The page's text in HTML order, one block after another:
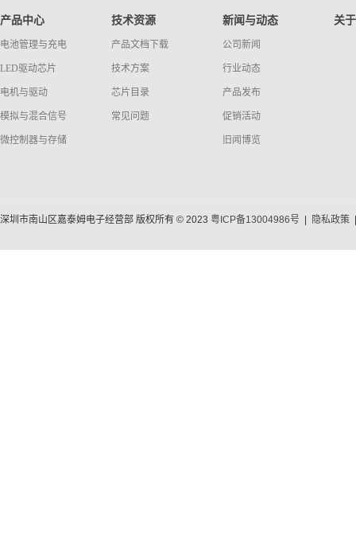
产品中心
电池管理与充电
LED驱动芯片
电机与驱动
模拟与混合信号
微控制器与存储
技术资源
产品文档下载
技术方案
芯片目录
常见问题
新闻与动态
公司新闻
行业动态
产品发布
促销活动
旧闻博览
关
深圳市南山区嘉泰姆电子经营部 版权所有 © 2023 粤ICP备13004986号 隐私政策